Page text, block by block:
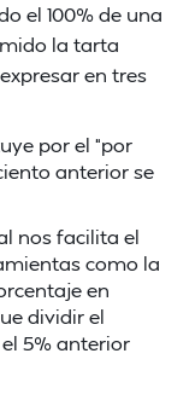
el 100% de una
la tarta
en tres
por el “por
anterior se
nos facilita el
como la
en
dividir el
5% anterior